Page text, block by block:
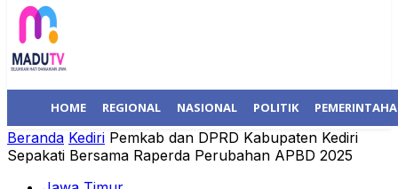
HOME REGIONAL NASIONAL POLITIK
Beranda Kediri Pemkab dan DPRD Kabupaten Kediri
Sepakati Bersama Raperda Perubahan APBD 2025